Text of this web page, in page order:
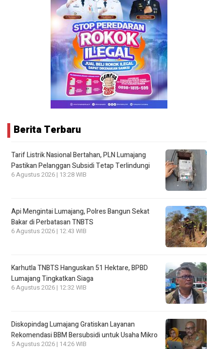
Berita Terbaru
Tarif Listrik Nasional Bertahan, PLN Lumajang
Pastikan Pelanggan Subsidi Tetap Terlindungi
6 Agustus 2026 | 13:28 WIB
Api Mengintai Lumajang, Polres Bangun Sekat
Bakar di Perbatasan TNBTS
6 Agustus 2026 | 12:43 WIB
Karhutla TNBTS Hanguskan 51 Hektare, BPBD
Lumajang Tingkatkan Siaga
6 Agustus 2026 | 12:32 WIB
Diskopindag Lumajang Gratiskan Layanan
Rekomendasi BBM Bersubsidi untuk Usaha Mikro
5 Agustus 2026 | 14:26 WIB